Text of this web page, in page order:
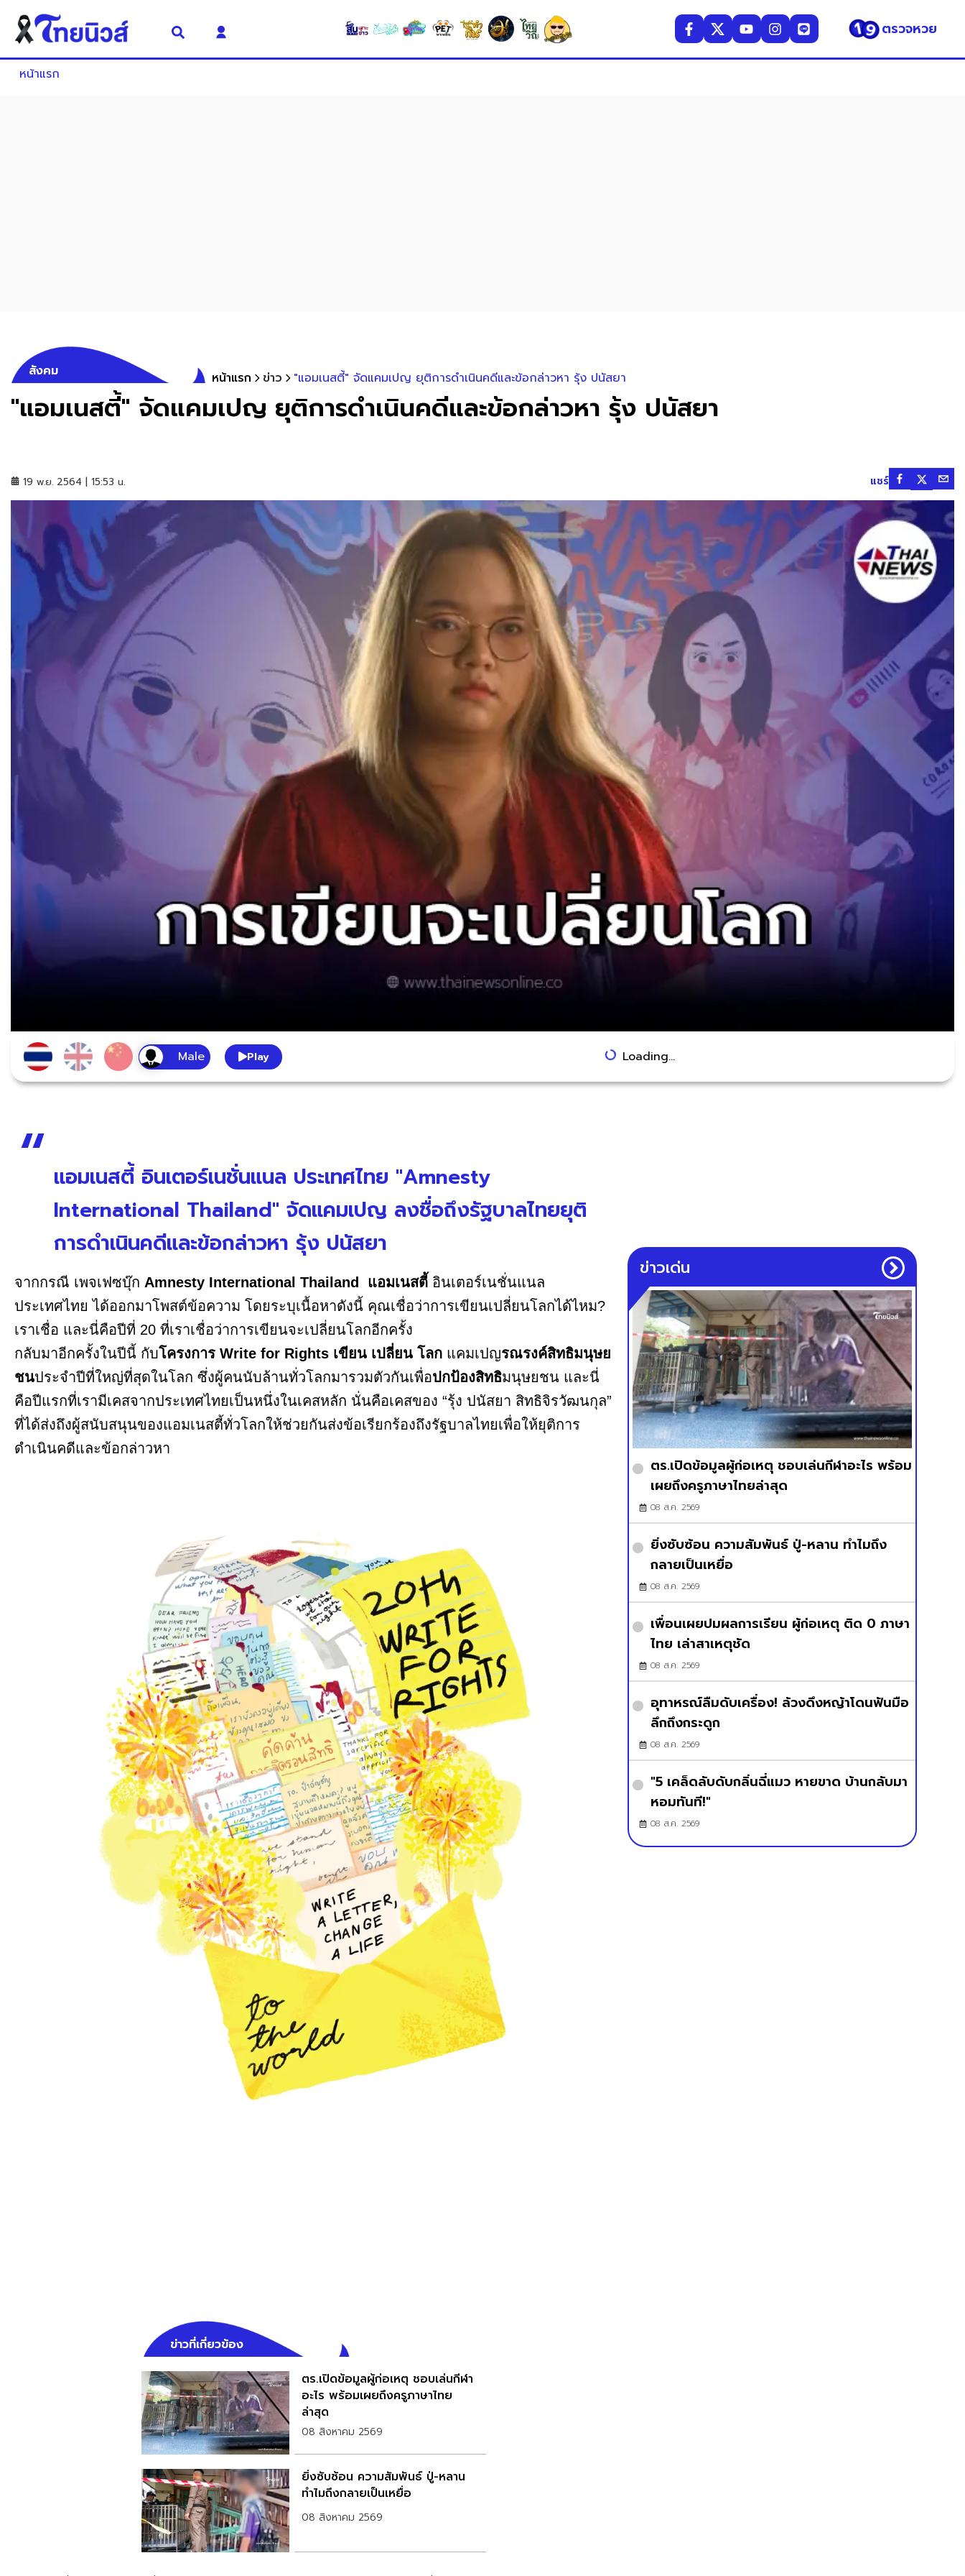
ตรวจหวย
หน้าแรก
สังคม หน้าแรก ข่าว "แอมเนสตี้" จัดแคมเปญ ยุติการดำเนินคดีและข้อกล่าวหา รุ้ง ปนัสยา
"แอมเนสตี้" จัดแคมเปญ ยุติการดำเนินคดีและข้อกล่าวหา รุ้ง ปนัสยา
19 พ.ย. 2564 | 15:53 น. แชร์
Play Loading...
แอมเนสตี้ อินเตอร์เนชั่นแนล ประเทศไทย "Amnesty
International Thailand" จัดแคมเปญ ลงชื่อถึงรัฐบาลไทยยุติ
การดำเนินคดีและข้อกล่าวหา รุ้ง ปนัสยา
จากกรณี เพจเฟซบุ๊ก Amnesty International Thailand แอมเนสตี้ อินเตอร์เนชั่นแนล
ประเทศไทย ได้ออกมาโพสต์ข้อความ โดยระบุเนื้อหาดังนี้ คุณเชื่อว่าการเขียนเปลี่ยนโลกได้ไหม?
เราเชื่อ และนี่คือปีที่ 20 ที่เราเชื่อว่าการเขียนจะเปลี่ยนโลกอีกครั้ง
กลับมาอีกครั้งในปีนี้ กับโครงการ Write for Rights เขียน เปลี่ยน โลก แคมเปญรณรงค์สิทธิมนุษย
ชนประจำปีที่ใหญ่ที่สุดในโลก ซึ่งผู้คนนับล้านทั่วโลกมารวมตัวกันเพื่อปกป้องสิทธิมนุษยชน และนี่
คือปีแรกที่เรามีเคสจากประเทศไทยเป็นหนึ่งในเคสหลัก นั่นคือเคสของ “รุ้ง ปนัสยา สิทธิจิรวัฒนกุล”
ที่ได้ส่งถึงผู้สนับสนุนของแอมเนสตี้ทั่วโลกให้ช่วยกันส่งข้อเรียกร้องถึงรัฐบาลไทยเพื่อให้ยุติการ
ดำเนินคดีและข้อกล่าวหา
ข่าวที่เกี่ยวข้อง
ตร.เปิดข้อมูลผู้ก่อเหตุ ชอบเล่นกีฬา
อะไร พร้อมเผยถึงครูภาษาไทย
ล่าสุด
08 สิงหาคม 2569
ยิ่งซับซ้อน ความสัมพันธ์ ปู่-หลาน
ทำไมถึงกลายเป็นเหยื่อ
08 สิงหาคม 2569
ข่าวเด่น
ตร.เปิดข้อมูลผู้ก่อเหตุ ชอบเล่นกีฬาอะไร พร้อม
เผยถึงครูภาษาไทยล่าสุด
08 ส.ค. 2569
ยิ่งซับซ้อน ความสัมพันธ์ ปู่-หลาน ทำไมถึง
กลายเป็นเหยื่อ
08 ส.ค. 2569
เพื่อนเผยปมผลการเรียน ผู้ก่อเหตุ ติด 0 ภาษา
ไทย เล่าสาเหตุชัด
08 ส.ค. 2569
อุทาหรณ์ลืมดับเครื่อง! ล้วงดึงหญ้าโดนฟันมือ
ลึกถึงกระดูก
08 ส.ค. 2569
"5 เคล็ดลับดับกลิ่นฉี่แมว หายขาด บ้านกลับมา
หอมทันที!"
08 ส.ค. 2569